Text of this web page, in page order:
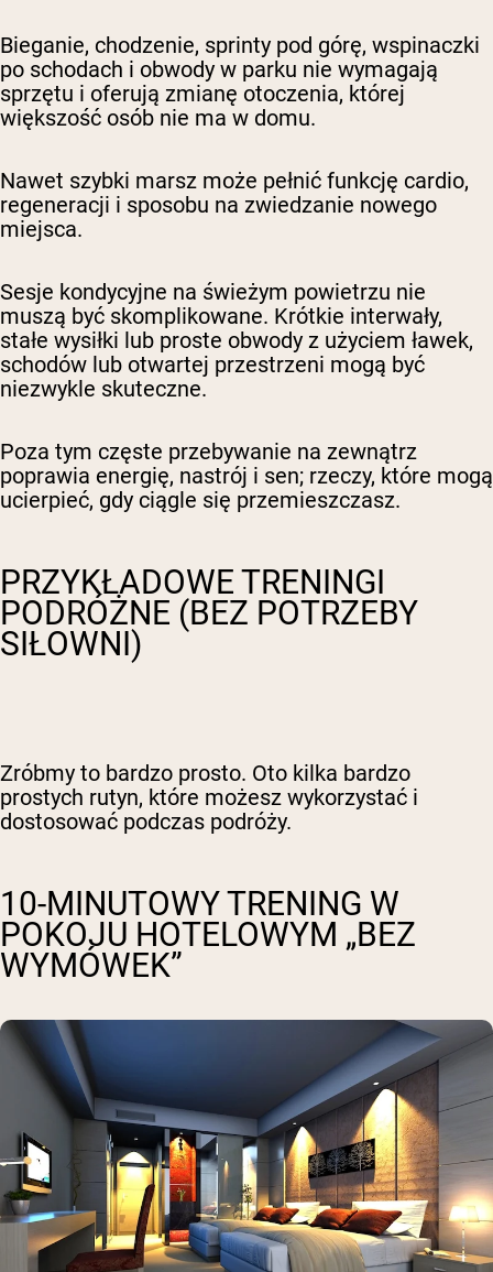
Bieganie, chodzenie, sprinty pod górę, wspinaczki
po schodach i obwody w parku nie wymagają
sprzętu i oferują zmianę otoczenia, której
większość osób nie ma w domu.
Nawet szybki marsz może pełnić funkcję cardio,
regeneracji i sposobu na zwiedzanie nowego
miejsca.
Sesje kondycyjne na świeżym powietrzu nie
muszą być skomplikowane. Krótkie interwały,
stałe wysiłki lub proste obwody z użyciem ławek,
schodów lub otwartej przestrzeni mogą być
niezwykle skuteczne.
Poza tym częste przebywanie na zewnątrz
poprawia energię, nastrój i sen; rzeczy, które mogą
ucierpieć, gdy ciągle się przemieszczasz.
PRZYKŁADOWE TRENINGI
PODRÓŻNE (BEZ POTRZEBY
SIŁOWNI)
Zróbmy to bardzo prosto. Oto kilka bardzo
prostych rutyn, które możesz wykorzystać i
dostosować podczas podróży.
10-MINUTOWY TRENING W
POKOJU HOTELOWYM „BEZ
WYMÓWEK”